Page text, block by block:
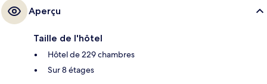
Aperçu
Taille de l'hôtel
Hôtel de 229 chambres
Sur 8 étages